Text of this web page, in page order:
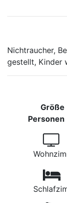
Nichtraucher,
gestellt, Kinder
Größe
Personen